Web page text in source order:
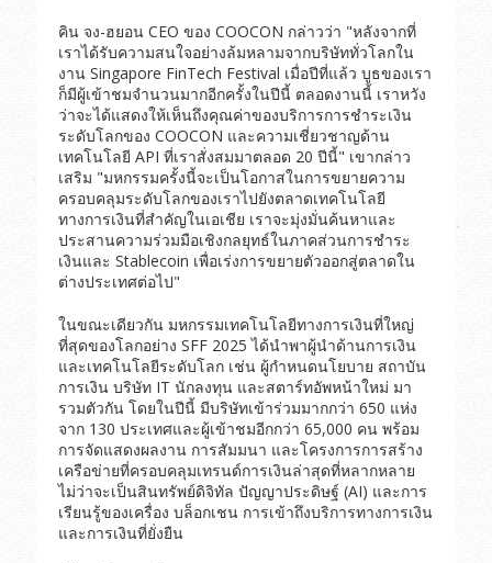
คิน จง-ฮยอน CEO ของ COOCON กล่าวว่า "หลังจากที่
เราได้รับความสนใจอย่างล้มหลามจากบริษัททั่วโลกใน
งาน Singapore FinTech Festival เมื่อปีที่แล้ว บูธของเรา
ก็มีผู้เข้าชมจำนวนมากอีกครั้งในปีนี้ ตลอดงานนี้ เราหวัง
ว่าจะได้แสดงให้เห็นถึงคุณค่าของบริการการชำระเงิน
ระดับโลกของ COOCON และความเชี่ยวชาญด้าน
เทคโนโลยี API ที่เราสั่งสมมาตลอด 20 ปีนี้" เขากล่าว
เสริม "มหกรรมครั้งนี้จะเป็นโอกาสในการขยายความ
ครอบคลุมระดับโลกของเราไปยังตลาดเทคโนโลยี
ทางการเงินที่สำคัญในเอเชีย เราจะมุ่งมั่นค้นหาและ
ประสานความร่วมมือเชิงกลยุทธ์ในภาคส่วนการชำระ
เงินและ Stablecoin เพื่อเร่งการขยายตัวออกสู่ตลาดใน
ต่างประเทศต่อไป"
ในขณะเดียวกัน มหกรรมเทคโนโลยีทางการเงินที่ใหญ่
ที่สุดของโลกอย่าง SFF 2025 ได้นำพาผู้นำด้านการเงิน
และเทคโนโลยีระดับโลก เช่น ผู้กำหนดนโยบาย สถาบัน
การเงิน บริษัท IT นักลงทุน และสตาร์ทอัพหน้าใหม่ มา
รวมตัวกัน โดยในปีนี้ มีบริษัทเข้าร่วมมากกว่า 650 แห่ง
จาก 130 ประเทศและผู้เข้าชมอีกกว่า 65,000 คน พร้อม
การจัดแสดงผลงาน การสัมมนา และโครงการการสร้าง
เครือข่ายที่ครอบคลุมเทรนด์การเงินล่าสุดที่หลากหลาย
ไม่ว่าจะเป็นสินทรัพย์ดิจิทัล ปัญญาประดิษฐ์ (AI) และการ
เรียนรู้ของเครื่อง บล็อกเชน การเข้าถึงบริการทางการเงิน
และการเงินที่ยั่งยืน